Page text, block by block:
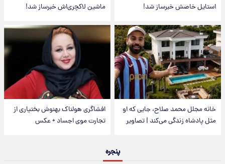
استایل خاصش خبرساز شد!
ماشین لاکچری‌اش خبرساز شد!
خانه مجلل محمد صلاح، جایی که او
مثل پادشاه زندگی می‌کند | تصاویر
افشاگری هولناک بهنوش بختیاری از
تجارت موی اجساد + عکس
پنجره